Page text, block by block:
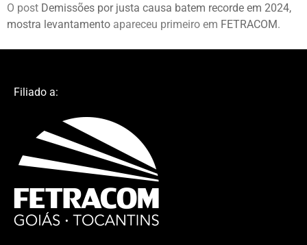
O post Demissões por justa causa batem recorde em 2024,
mostra levantamento apareceu primeiro em FETRACOM.
Filiado a: